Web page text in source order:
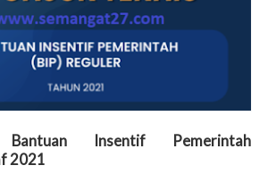
Bantuan Insentif Pemerintah
2021